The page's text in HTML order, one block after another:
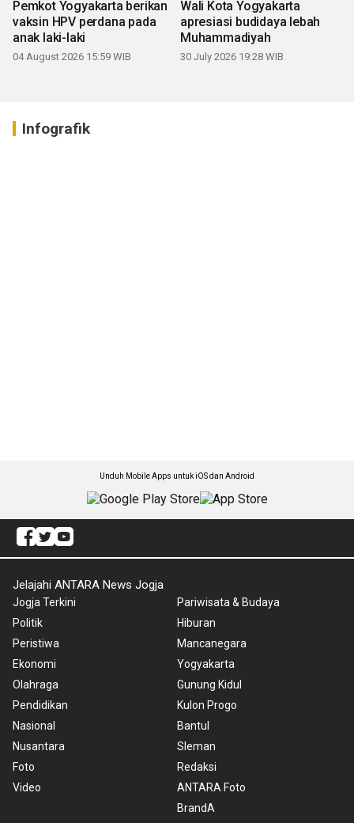
Pemkot Yogyakarta berikan
vaksin HPV perdana pada
anak laki-laki
04 August 2026 15:59 WIB
Wali Kota Yogyakarta
apresiasi budidaya lebah
Muhammadiyah
30 July 2026 19:28 WIB
Infografik
Unduh Mobile Apps untuk iOS dan Android
Jelajahi ANTARA News Jogja
Jogja Terkini
Politik
Peristiwa
Ekonomi
Olahraga
Pendidikan
Nasional
Nusantara
Foto
Video
Pariwisata & Budaya
Hiburan
Mancanegara
Yogyakarta
Gunung Kidul
Kulon Progo
Bantul
Sleman
Redaksi
ANTARA Foto
BrandA